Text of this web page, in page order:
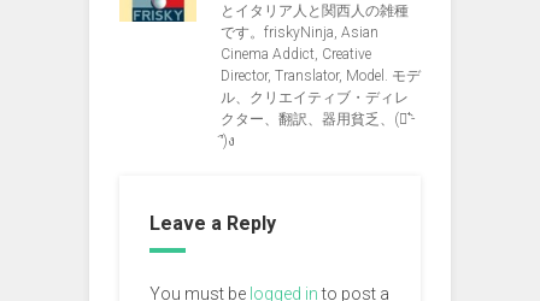
とイタリア人と関西人の雑種
です。friskyNinja, Asian
Cinema Addict, Creative
Director, Translator, Model. モデ
ル、クリエイティブ・ディレ
クター、翻訳、器用貧乏、(ง︡'-
'︠)ง
Leave a Reply
You must be logged into post a